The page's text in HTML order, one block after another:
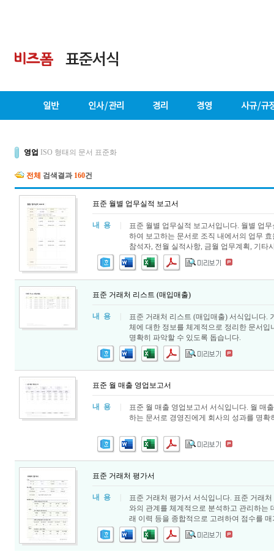
영업 ISO 형태의 문서 표준화
전체 검색결과 160건
표준 월별 업무실적 보고서
내 용
표준 월별 업무실적 보고서입니다. 월별 업
하여 보고하는 문서로 조직 내에서의 업무
참석자, 전월 실적사항, 금월 업무계획, 기타
표준 거래처 리스트 (매입매출)
내 용
표준 거래처 리스트 (매입매출) 서식입니다.
체에 대한 정보를 체계적으로 정리한 문서
명확히 파악할 수 있도록 돕습니다.
표준 월 매출 영업보고서
내 용
표준 월 매출 영업보고서 서식입니다. 월 매
하는 문서로 경영진에게 회사의 성과를 명
표준 거래처 평가서
내 용
표준 거래처 평가서 서식입니다. 표준 거래
와의 관계를 체계적으로 분석하고 관리하는
래 이력 등을 종합적으로 고려하여 점수를 매